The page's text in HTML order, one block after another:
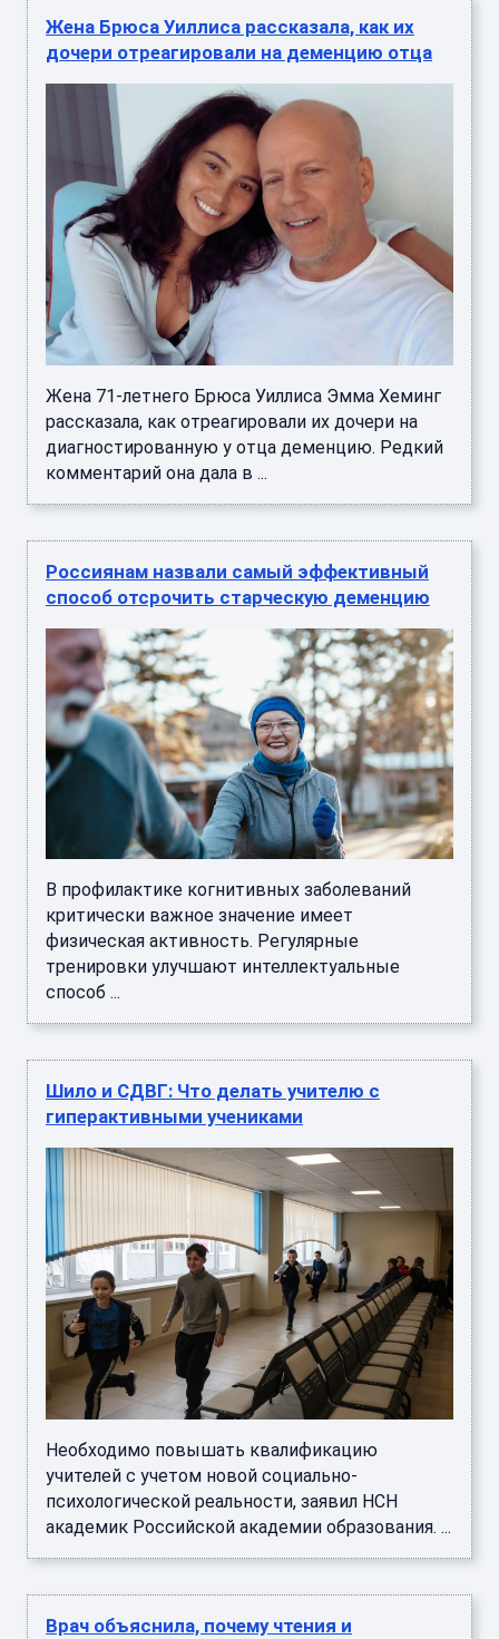
Жена Брюса Уиллиса рассказала, как их
дочери отреагировали на деменцию отца
Жена 71-летнего Брюса Уиллиса Эмма Хеминг
рассказала, как отреагировали их дочери на
диагностированную у отца деменцию. Редкий
комментарий она дала в ...
Россиянам назвали самый эффективный
способ отсрочить старческую деменцию
В профилактике когнитивных заболеваний
критически важное значение имеет
физическая активность. Регулярные
тренировки улучшают интеллектуальные
способ ...
Шило и СДВГ: Что делать учителю с
гиперактивными учениками
Необходимо повышать квалификацию
учителей с учетом новой социально-
психологической реальности, заявил НСН
академик Российской академии образования. ...
Врач объяснила, почему чтения и